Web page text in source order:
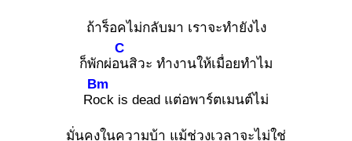
ถ้าร็อคไม่กลับมา เราจะทำยังไง
ก็พักผ่อน
C
สิวะ ทำงานให้เมื่อยทำไม
Roc
Bm
k is dead แต่อพาร์ตเมนต์ไม่
มั่นคงในความบ้า แม้ช่วงเวลาจะไม่ใช่